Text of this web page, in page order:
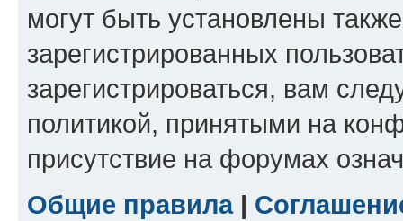
могут быть установлены
зарегистрированных
зарегистрироваться, вам
политикой, принятыми на
присутствие на форумах
Общие правила|